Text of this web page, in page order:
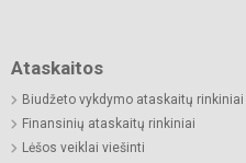
Ataskaitos
Biudžeto vykdymo ataskaitų rinkiniai
Finansinių ataskaitų rinkiniai
Lėšos veiklai viešinti